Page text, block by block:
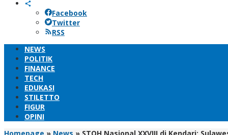
Facebook
Twitter
RSS
NEWS
POLITIK
FINANCE
TECH
EDUKASI
STILETTO
FIGUR
OPINI